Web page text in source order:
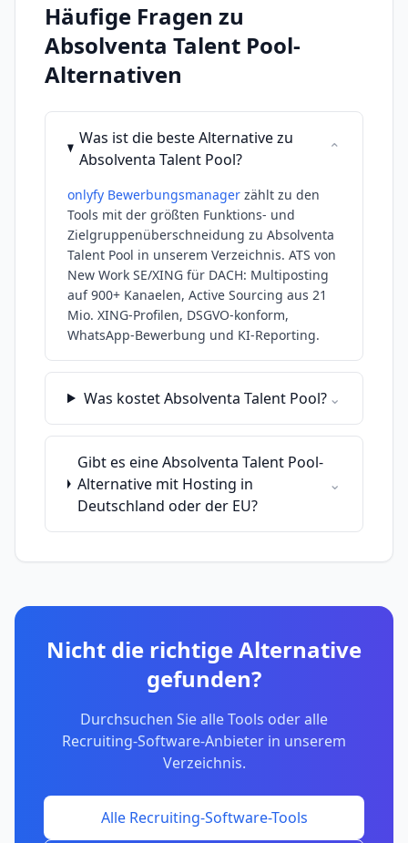
Häufige Fragen zu
Absolventa Talent Pool-
Alternativen
Was ist die beste Alternative zu
Absolventa Talent Pool?
⌄
onlyfy Bewerbungsmanager zählt zu den
Tools mit der größten Funktions- und
Zielgruppenüberschneidung zu Absolventa
Talent Pool in unserem Verzeichnis. ATS von
New Work SE/XING für DACH: Multiposting
auf 900+ Kanaelen, Active Sourcing aus 21
Mio. XING-Profilen, DSGVO-konform,
WhatsApp-Bewerbung und KI-Reporting.
Was kostet Absolventa Talent Pool? ⌄
Gibt es eine Absolventa Talent Pool-
Alternative mit Hosting in
Deutschland oder der EU?
⌄
Nicht die richtige Alternative
gefunden?
Durchsuchen Sie alle Tools oder alle
Recruiting-Software-Anbieter in unserem
Verzeichnis.
Alle Recruiting-Software-Tools